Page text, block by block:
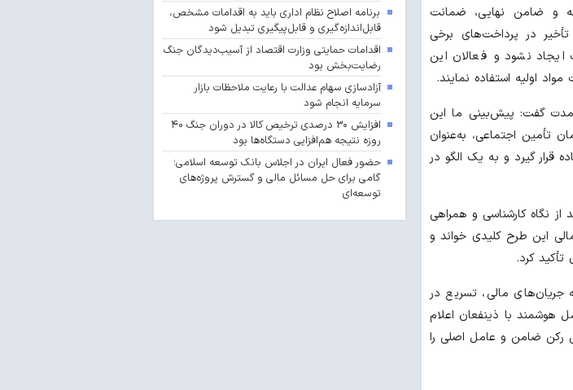
و ضامن نهایی، ضمانت
در پرداخت‌های برخی
ایجاد نشود و فعالان این
اولیه استفاده نمایند.
مدت گفت: پیش‌بینی ما این
تأمین اجتماعی، به‌عنوان
قرار گیرد و به یک الگو در
نگاه کارشناسی و همراهی
این طرح کلیدی خواند و
کرد.
جریان‌های مالی، تسریع در
هوشمند با ذینفعان اعلام
رکن ضامن و عامل اصلی را
برنامه اصلاح نظام اداری باید به اقدامات مشخص،
قابل‌اندازه‌گیری و قابل‌پیگیری تبدیل شود
اقدامات حمایتی وزارت اقتصاد از آسیب‌دیدگان جنگ
رضایت‌بخش بود
آزادسازی سهام عدالت با رعایت ملاحظات بازار
سرمایه انجام شود
افزایش ۳۰ درصدی ترخیص کالا در دوران جنگ ۴۰
روزه نتیجه هم‌افزایی دستگاه‌ها بود
حضور فعال ایران در اجلاس بانک توسعه اسلامی؛
گامی برای حل مسائل مالی و گسترش پروژه‌های
توسعه‌ای